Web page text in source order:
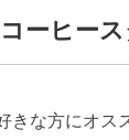
ーヒー
きな方にオス